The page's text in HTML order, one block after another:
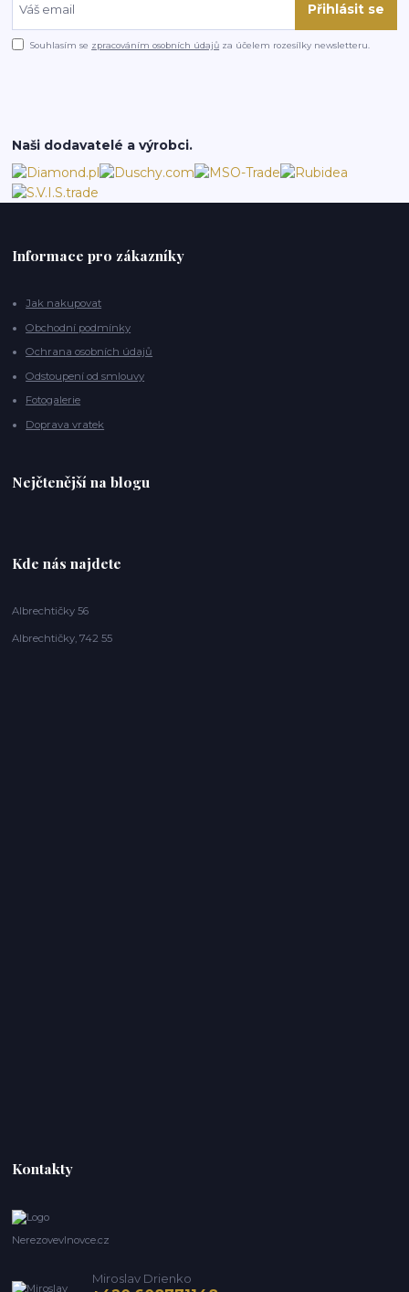
Přihlásit se
Souhlasím se zpracováním osobních údajů za účelem rozesílky newsletteru.
Naši dodavatelé a výrobci.
Informace pro zákazníky
Jak nakupovat
Obchodní podmínky
Ochrana osobních údajů
Odstoupení od smlouvy
Fotogalerie
Doprava vratek
Nejčtenější na blogu
Kde nás najdete
Albrechtičky 56
Albrechtičky, 742 55
Kontakty
Nerezovevlnovce.cz
Miroslav Drienko